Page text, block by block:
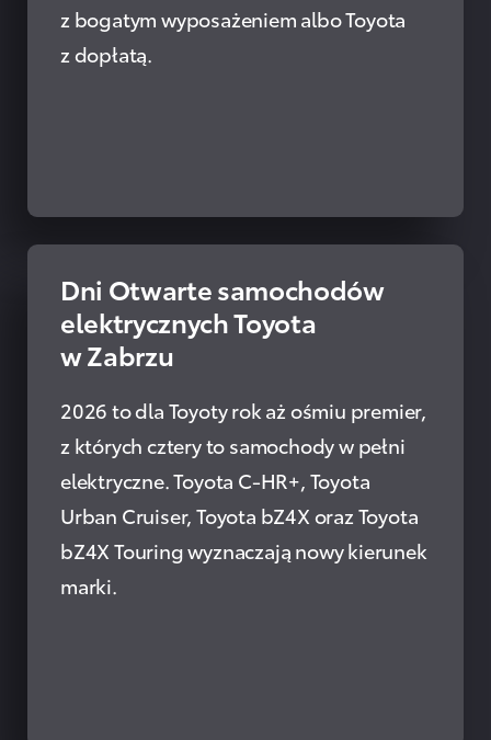
z bogatym wyposażeniem albo Toyota
z dopłatą.
PRZECZYTAJ
Dni Otwarte samochodów
elektrycznych Toyota
w Zabrzu
2026 to dla Toyoty rok aż ośmiu premier,
z których cztery to samochody w pełni
elektryczne. Toyota C-HR+, Toyota
Urban Cruiser, Toyota bZ4X oraz Toyota
bZ4X Touring wyznaczają nowy kierunek
marki.